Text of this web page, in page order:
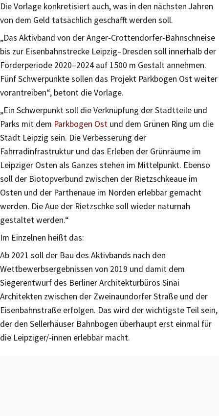
Die Vorlage konkretisiert auch, was in den nächsten Jahren
von dem Geld tatsächlich geschafft werden soll.
„Das Aktivband von der Anger-Crottendorfer-Bahnschneise
bis zur Eisenbahnstrecke Leipzig–Dresden soll innerhalb der
Förderperiode 2020–2024 auf 1500 m Gestalt annehmen.
Fünf Schwerpunkte sollen das Projekt Parkbogen Ost weiter
vorantreiben“, betont die Vorlage.
„Ein Schwerpunkt soll die Verknüpfung der Stadtteile und
Parks mit dem Parkbogen Ost und dem Grünen Ring um die
Stadt Leipzig sein. Die Verbesserung der
Fahrradinfrastruktur und das Erleben der Grünräume im
Leipziger Osten als Ganzes stehen im Mittelpunkt. Ebenso
soll der Biotopverbund zwischen der Rietzschkeaue im
Osten und der Parthenaue im Norden erlebbar gemacht
werden. Die Aue der Rietzschke soll wieder naturnah
gestaltet werden.“
Im Einzelnen heißt das:
Ab 2021 soll der Bau des Aktivbands nach den
Wettbewerbsergebnissen von 2019 und damit dem
Siegerentwurf des Berliner Architekturbüros Sinai
Architekten zwischen der Zweinaundorfer Straße und der
Eisenbahnstraße erfolgen. Das wird der wichtigste Teil sein,
der den Sellerhäuser Bahnbogen überhaupt erst einmal für
die Leipziger/-innen erlebbar macht.